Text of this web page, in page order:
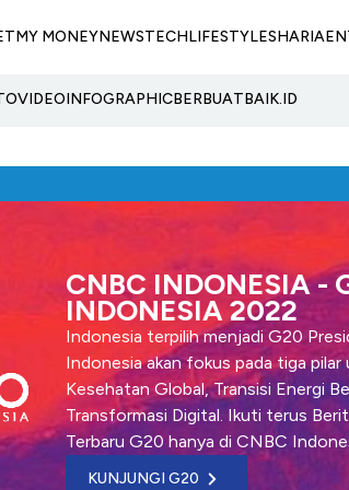
MY MONEYNEWSTECHLIFESTYLESHARIA
VIDEOINFOGRAPHICBERBUATBAIK.ID
CNBC INDONESIA -
INDONESIA 2022
Indonesia terpilih menjadi G20
Indonesia akan fokus pada tiga
Kesehatan Global, Transisi Energi
Transformasi Digital. Ikuti terus
Terbaru G20 hanya di CNBC
KUNJUNGI G20